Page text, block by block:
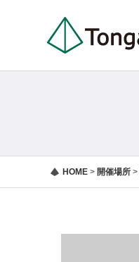
HOME > 開催場所 >